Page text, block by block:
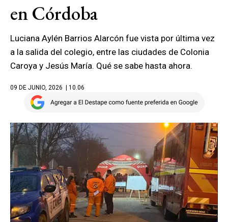
en Córdoba
Luciana Aylén Barrios Alarcón fue vista por última vez
a la salida del colegio, entre las ciudades de Colonia
Caroya y Jesús María. Qué se sabe hasta ahora.
09 DE JUNIO, 2026 | 10.06